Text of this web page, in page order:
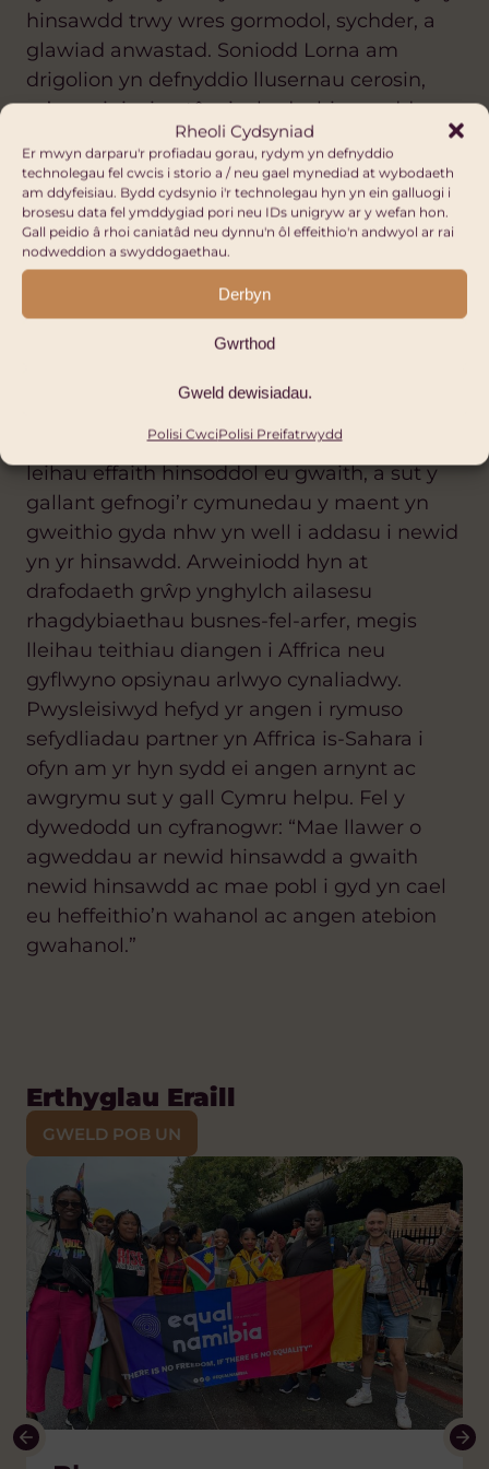
Rheoli Cydsyniad
Er mwyn darparu'r profiadau gorau, rydym yn defnyddio
technolegau fel cwcis i storio a / neu gael mynediad at wybodaeth
am ddyfeisiau. Bydd cydsynio i'r technolegau hyn yn ein galluogi i
brosesu data fel ymddygiad pori neu IDs unigryw ar y wefan hon.
Gall peidio â rhoi caniatâd neu dynnu'n ôl effeithio'n andwyol ar rai
nodweddion a swyddogaethau.
Derbyn
Gwrthod
Gweld dewisiadau.
Polisi CwciPolisi Preifatrwydd
hinsawdd trwy wres gormodol, sychder, a
glawiad anwastad. Soniodd Lorna am
drigolion yn defnyddio llusernau cerosin,
sy’n peri risgiau tân, iechyd a hinsawdd, ac
felly am yr angen i symud i ddewisiadau
eraill. Gan weithio gyda rhanddeiliaid lleol,
cyflwynwyd llusernau solar a gynhyrchwyd
yn lleol, a leihaodd y defnydd o cerosin yn
llwyddiannus ac yn sylweddol ac a roddodd
gyfleoedd ar gyfer hyfforddiant a
gwybodaeth yn y maes hwn.
grwpiau bach yr hyn y gellid ei wneud i
leihau effaith hinsoddol eu gwaith, a sut y
gallant gefnogi’r cymunedau y maent yn
gweithio gyda nhw yn well i addasu i newid
yn yr hinsawdd. Arweiniodd hyn at
drafodaeth grŵp ynghylch ailasesu
rhagdybiaethau busnes-fel-arfer, megis
lleihau teithiau diangen i Affrica neu
gyflwyno opsiynau arlwyo cynaliadwy.
Pwysleisiwyd hefyd yr angen i rymuso
sefydliadau partner yn Affrica is-Sahara i
ofyn am yr hyn sydd ei angen arnynt ac
awgrymu sut y gall Cymru helpu. Fel y
dywedodd un cyfranogwr: “Mae llawer o
agweddau ar newid hinsawdd a gwaith
newid hinsawdd ac mae pobl i gyd yn cael
eu heffeithio’n wahanol ac angen atebion
gwahanol.”
Erthyglau Eraill
GWELD POB UN